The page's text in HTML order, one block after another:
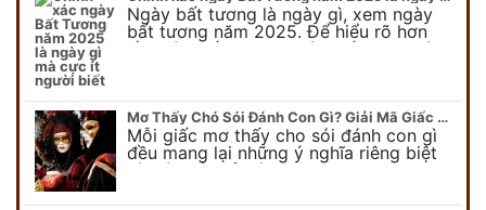
Ngày bất tương là ngày gì, xem ngày
bất tương năm 2025. Để hiểu rõ hơn
về ngày bất tương, ngày bất tương là
Mơ Thấy Chó Sói Đánh Con Gì? Giải Mã Giấc Mơ Bí Ẩn
Mỗi giấc mơ thấy cho sói đánh con gì
đều mang lại những ý nghĩa riêng biệt
và có thể phản ánh tâm trạng, suy nghĩ